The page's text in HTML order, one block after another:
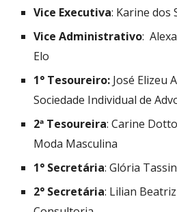
Vice Executiva: Karine dos
Vice Administrativo:
Elo
1° Tesoureiro: José Elizeu
Sociedade Individual de
2ª Tesoureira: Carine
Moda Masculina
1° Secretária: Glória
2° Secretária: Lilian